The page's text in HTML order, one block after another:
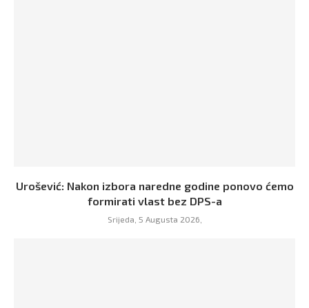
Urošević: Nakon izbora naredne godine ponovo ćemo
formirati vlast bez DPS-a
Srijeda, 5 Augusta 2026,